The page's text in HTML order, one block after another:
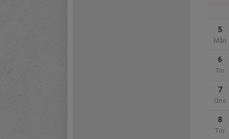
5
Mån
6
Tis
7
Ons
8
Tor